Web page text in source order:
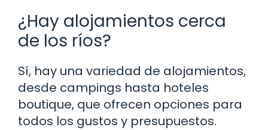
¿Hay alojamientos cerca
de los ríos?
Sí, hay una variedad de alojamientos,
desde campings hasta hoteles
boutique, que ofrecen opciones para
todos los gustos y presupuestos.